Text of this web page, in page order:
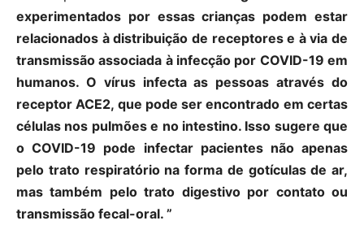
experimentados por essas crianças podem estar
relacionados à distribuição de receptores e à via de
transmissão associada à infecção por COVID-19 em
humanos. O vírus infecta as pessoas através do
receptor ACE2, que pode ser encontrado em certas
células nos pulmões e no intestino. Isso sugere que
o COVID-19 pode infectar pacientes não apenas
pelo trato respiratório na forma de gotículas de ar,
mas também pelo trato digestivo por contato ou
transmissão fecal-oral. ”